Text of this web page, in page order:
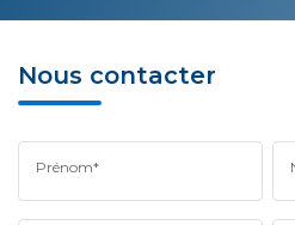
Nous contacter
Prénom*